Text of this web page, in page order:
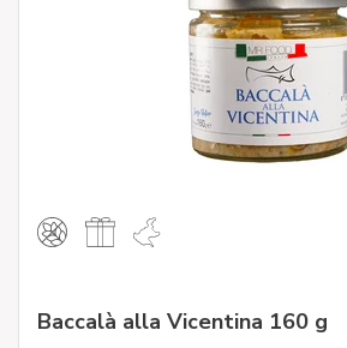
Baccalà alla Vicentina 160 g